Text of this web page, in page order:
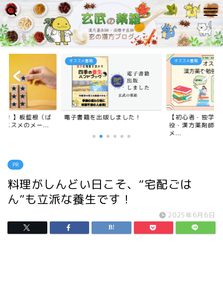
書籍を出版しました！
オススメ書籍
【初心者・独学者にも！】現
役・漢方薬剤師が教えるオスス
メ...
オリジ
【東
武の
PR
料理がしんどい日こそ、“宅配ごは
ん”も立派な養生です！
2025年6月6日